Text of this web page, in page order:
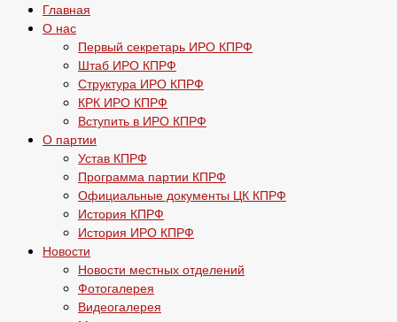
Главная
О нас
Первый секретарь ИРО КПРФ
Штаб ИРО КПРФ
Структура ИРО КПРФ
КРК ИРО КПРФ
Вступить в ИРО КПРФ
О партии
Устав КПРФ
Программа партии КПРФ
Официальные документы ЦК КПРФ
История КПРФ
История ИРО КПРФ
Новости
Новости местных отделений
Фотогалерея
Видеогалерея